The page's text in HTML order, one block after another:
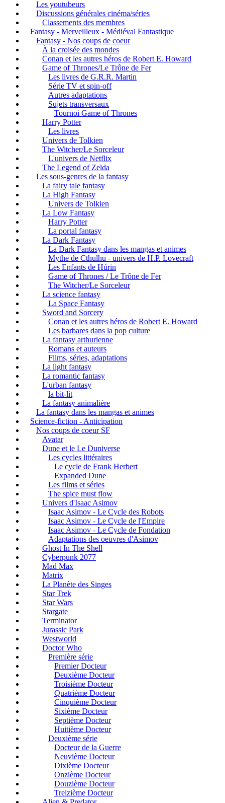
Les youtubeurs
Discussions générales cinéma/séries
Classements des membres
Fantasy - Merveilleux - Médiéval Fantastique
Fantasy - Nos coups de coeur
À la croisée des mondes
Conan et les autres héros de Robert E. Howard
Game of Thrones/Le Trône de Fer
Les livres de G.R.R. Martin
Série TV et spin-off
Autres adaptations
Sujets transversaux
Tournoi Game of Thrones
Harry Potter
Les livres
Univers de Tolkien
The Witcher/Le Sorceleur
L'univers de Netflix
The Legend of Zelda
Les sous-genres de la fantasy
La fairy tale fantasy
La High Fantasy
Univers de Tolkien
La Low Fantasy
Harry Potter
La portal fantasy
La Dark Fantasy
La Dark Fantasy dans les mangas et animes
Mythe de Cthulhu - univers de H.P. Lovecraft
Les Enfants de Húrin
Game of Thrones / Le Trône de Fer
The Witcher/Le Sorceleur
La science fantasy
La Space Fantasy
Sword and Sorcery
Conan et les autres héros de Robert E. Howard
Les barbares dans la pop culture
La fantasy arthurienne
Romans et auteurs
Films, séries, adaptations
La light fantasy
La romantic fantasy
L'urban fantasy
la bit-lit
La fantasy animalière
La fantasy dans les mangas et animes
Science-fiction - Anticipation
Nos coups de coeur SF
Avatar
Dune et le Le Duniverse
Les cycles littéraires
Le cycle de Frank Herbert
Expanded Dune
Les films et séries
The spice must flow
Univers d'Isaac Asimov
Isaac Asimov - Le Cycle des Robots
Isaac Asimov - Le Cycle de l'Empire
Isaac Asimov - Le Cycle de Fondation
Adaptations des oeuvres d'Asimov
Ghost In The Shell
Cyberpunk 2077
Mad Max
Matrix
La Planète des Singes
Star Trek
Star Wars
Stargate
Terminator
Jurassic Park
Westworld
Doctor Who
Première série
Premier Docteur
Deuxième Docteur
Troisième Docteur
Quatrième Docteur
Cinquième Docteur
Sixième Docteur
Septième Docteur
Huitième Docteur
Deuxième série
Docteur de la Guerre
Neuvième Docteur
Dixième Docteur
Onzième Docteur
Douzième Docteur
Treizième Docteur